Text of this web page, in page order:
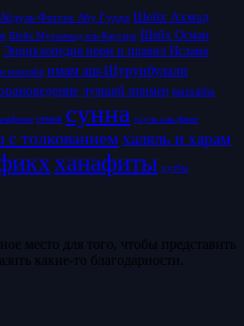
Фаттах Абу Гудда Шейх Ахмад
Шейх Мухаммад аль-Каусари Шейх Осман
Энциклопедия норм и правил Ислама
мазхаба имам аш-Шурунбулали
лучший пример мазхабы
семья сунна усуль аль-фикх
с толкованием халяль и харам
ханафиты хутбы
место для того, чтобы представить
какие-то благодарности.